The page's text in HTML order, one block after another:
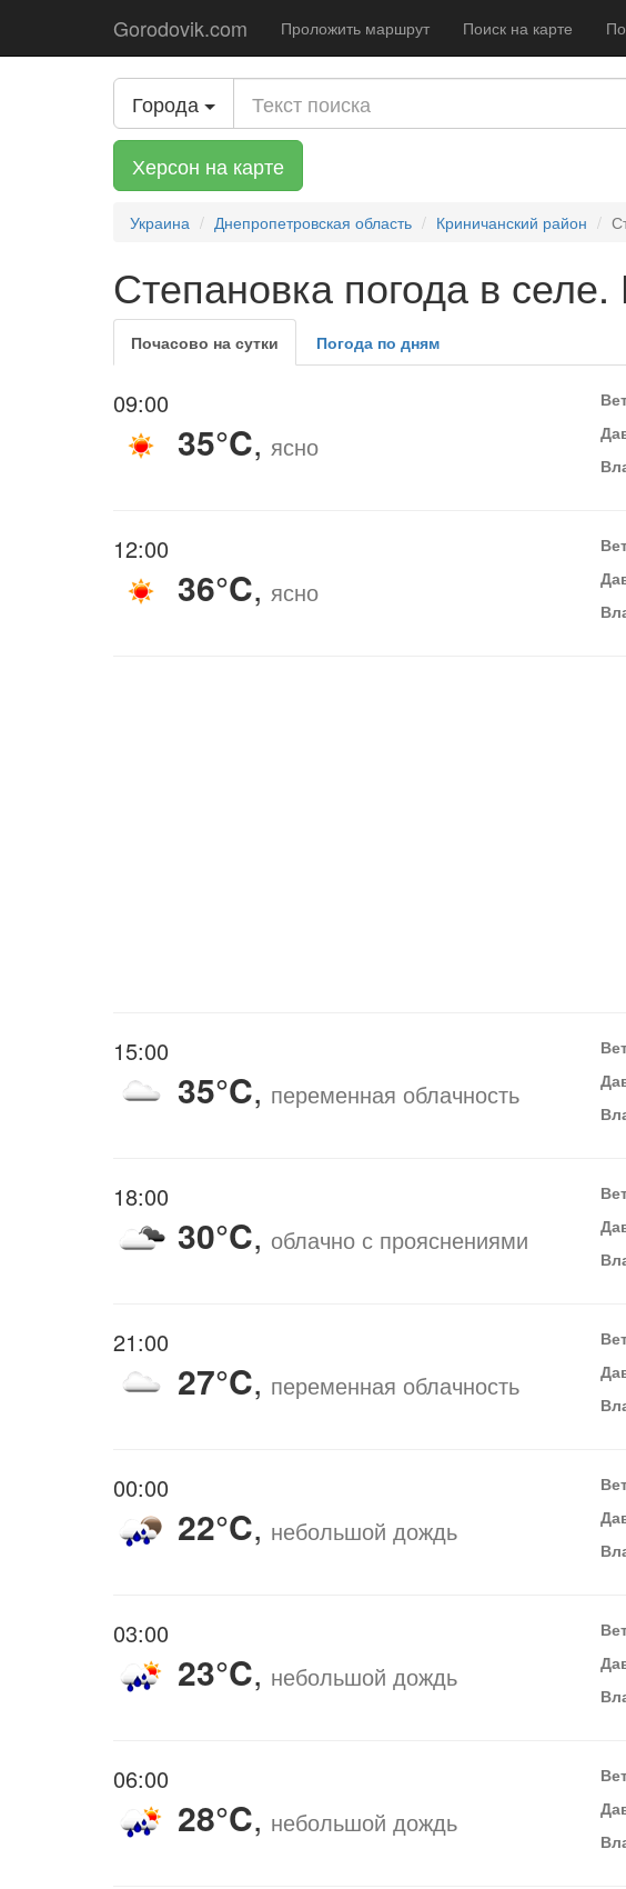
Gorodovik.com Проложить маршрут Поиск на карте
Города
Херсон на карте
Украина Днепропетровская область Криничанский район
Степановка погода в
Почасово на сутки Погода по дням
09:00
35°C, ясно
12:00
36°C, ясно
15:00
35°C, переменная облачность
18:00
30°C, облачно с прояснениями
21:00
27°C, переменная облачность
00:00
22°C, небольшой дождь
03:00
23°C, небольшой дождь
06:00
28°C, небольшой дождь